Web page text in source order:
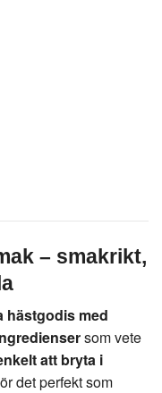
– smakrikt,
hästgodis med
som vete
att bryta i
det perfekt som